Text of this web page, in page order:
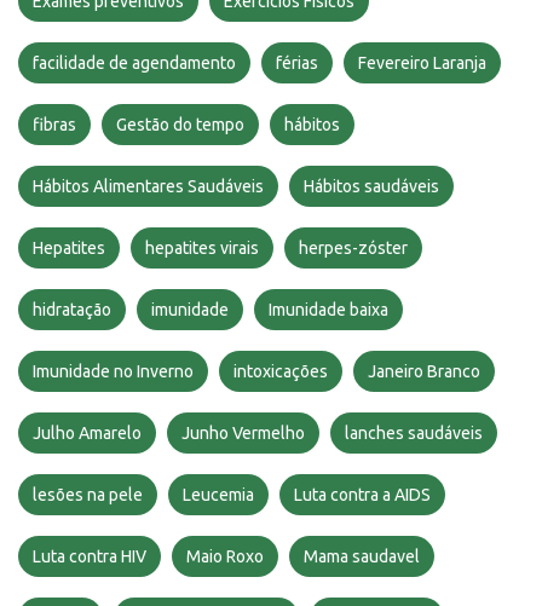
facilidade de agendamento férias Fevereiro Laranja
fibras Gestão do tempo hábitos
Hábitos Alimentares Saudáveis Hábitos saudáveis
Hepatites hepatites virais herpes-zóster
hidratação imunidade Imunidade baixa
Imunidade no Inverno intoxicações Janeiro Branco
Julho Amarelo Junho Vermelho lanches saudáveis
lesões na pele Leucemia Luta contra a AIDS
Luta contra HIV Maio Roxo Mama saudavel